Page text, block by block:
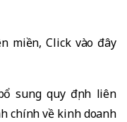
miền, Click vào đây
sung quy định liên
chính về kinh doanh